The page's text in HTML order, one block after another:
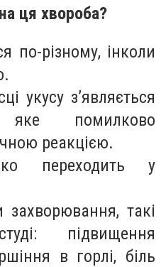
ця хвороба?
по-різному, інколи
укусу з’являється
яке помилково
реакцією.
переходить у
захворювання, такі
підвищення
в горлі, біль